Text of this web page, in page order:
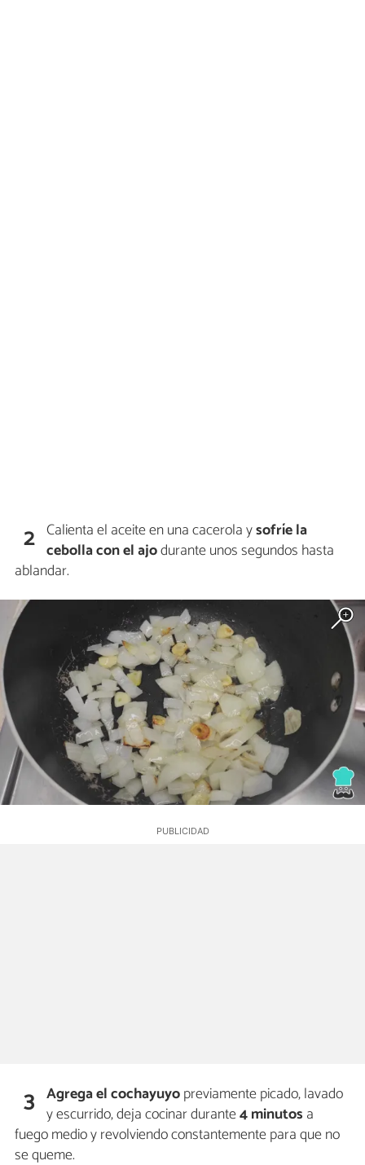
2 Calienta el aceite en una cacerola ysofríe la
cebolla con el ajodurante unos segundos hasta
ablandar.
3 Agrega el cochayuyopreviamente picado, lavado
y escurrido, deja cocinar durante4 minutos a
fuego medio y revolviendo constantemente para que no
se queme.